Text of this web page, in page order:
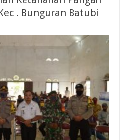
. Bunguran Batubi